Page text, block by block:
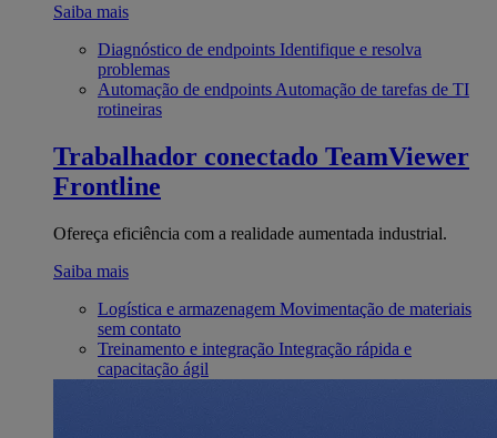
Saiba mais
Diagnóstico de endpoints Identifique e resolva
problemas
Automação de endpoints Automação de tarefas de TI
rotineiras
Trabalhador conectado TeamViewer
Frontline
Ofereça eficiência com a realidade aumentada industrial.
Saiba mais
Logística e armazenagem Movimentação de materiais
sem contato
Treinamento e integração Integração rápida e
capacitação ágil